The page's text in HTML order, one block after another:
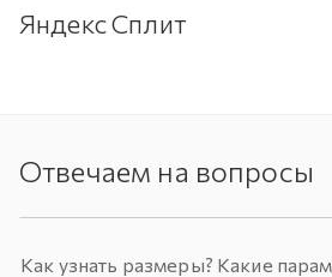
Яндекс Сплит
Отвечаем на вопросы
Как узнать размеры? Какие